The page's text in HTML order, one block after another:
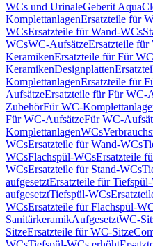
WCs und UrinaleGeberit
KomplettanlagenErsatzteile für
WCsErsatzteile für Wand-WCs
WCsWC-AufsätzeErsatzteile
KeramikenErsatzteile für Für
KeramikenDesignplatten
KomplettanlagenErsatzteile für
AufsätzeErsatzteile für Für WC-
ZubehörFür WC-
Für WC-AufsätzeFür WC-
KomplettanlagenWCs
WCsErsatzteile für Wand-WCs
WCsFlachspül-WCsErsatzteile
WCsErsatzteile für Stand-WCs
aufgesetztErsatzteile für
aufgesetztTiefspül-WCs
WCsErsatzteile für Flachspül-
SanitärkeramikAufgesetztWC-
SitzeErsatzteile für WC-Sitze